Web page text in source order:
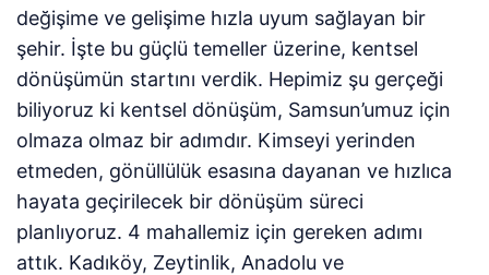
değişime ve gelişime hızla uyum sağlayan bir
şehir. İşte bu güçlü temeller üzerine, kentsel
dönüşümün startını verdik. Hepimiz şu gerçeği
biliyoruz ki kentsel dönüşüm, Samsun’umuz için
olmaza olmaz bir adımdır. Kimseyi yerinden
etmeden, gönüllülük esasına dayanan ve hızlıca
hayata geçirilecek bir dönüşüm süreci
planlıyoruz. 4 mahallemiz için gereken adımı
attık. Kadıköy, Zeytinlik, Anadolu ve